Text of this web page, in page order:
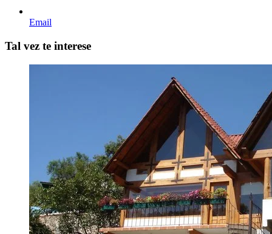
Email
Tal vez te interese